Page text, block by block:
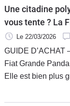
Services
Une citadine
vous tente ? La
critères. Pour la
Le 22/03/2026
GUIDE D’ACHAT
Fiat Grande
Elle est bien plus
Affichant un style